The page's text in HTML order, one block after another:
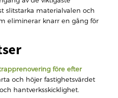
slitstarka materialvalen och
eliminerar knarr en gång för
före efter
och höjer fastighetsvärdet
hantverksskicklighet.